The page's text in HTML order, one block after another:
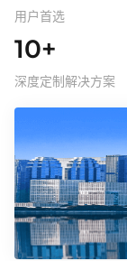
用户首选
10+
深度定制解决方案